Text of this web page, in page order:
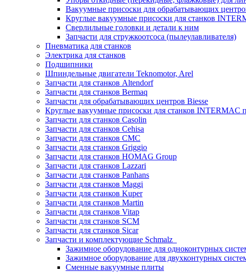
Вакуумные присоски для обрабатывающих
Круглые вакуумные присоски для станков
Сверлильные головки и детали к ним
Запчасти для стружкоотсоса (пылеулавливателя)
Пневматика для станков
Электрика для станков
Подшипники
Шпиндельные двигатели Teknomotor, Arel
Запчасти для станков Altendorf
Запчасти для станков Bermaq
Запчасти для обрабатывающих центров Biesse
Круглые вакуумные присоски для станков INTERMAC
Запчасти для станков Casolin
Запчасти для станков Cehisa
Запчасти для станков CMC
Запчасти для станков Griggio
Запчасти для станков HOMAG Group
Запчасти для станков Lazzari
Запчасти для станков Panhans
Запчасти для станков Maggi
Запчасти для станков Kuper
Запчасти для станков Martin
Запчасти для станков Vitap
Запчасти для станков SCM
Запчасти для станков Sicar
Запчасти и комплектующие Schmalz
Зажимное оборудование для одноконтурных
Зажимное оборудование для двухконтурных
Сменные вакуумные плиты